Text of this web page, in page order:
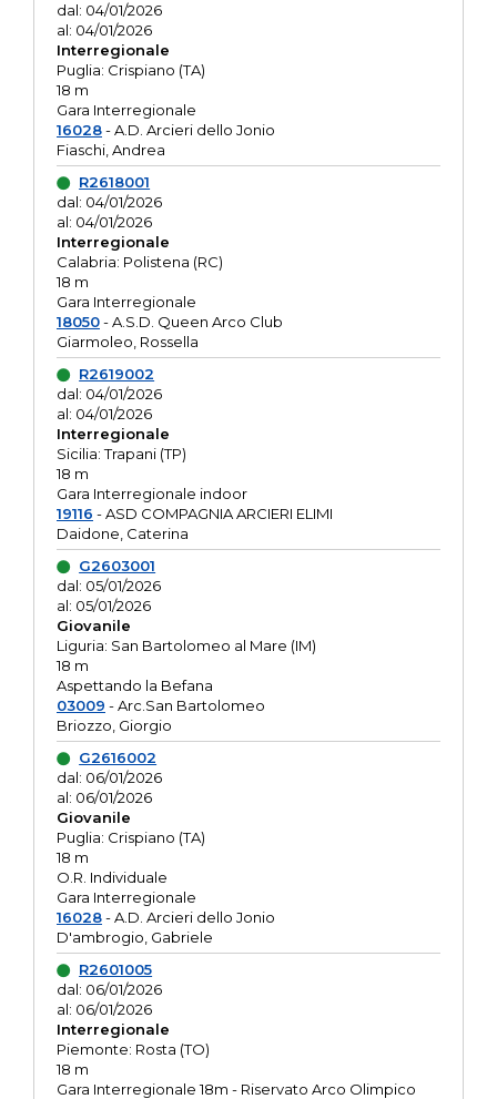
dal: 04/01/2026
al: 04/01/2026
Interregionale
Puglia: Crispiano (TA)
18 m
Gara Interregionale
16028- A.D. Arcieri dello Jonio
Fiaschi, Andrea
R2618001
dal: 04/01/2026
al: 04/01/2026
Interregionale
Calabria: Polistena (RC)
18 m
Gara Interregionale
18050- A.S.D. Queen Arco Club
Giarmoleo, Rossella
R2619002
dal: 04/01/2026
al: 04/01/2026
Interregionale
Sicilia: Trapani (TP)
18 m
Gara Interregionale indoor
19116 - ASD COMPAGNIA ARCIERI ELIMI
Daidone, Caterina
G2603001
dal: 05/01/2026
al: 05/01/2026
Giovanile
Liguria: San Bartolomeo al Mare (IM)
18 m
Aspettando la Befana
03009 - Arc.San Bartolomeo
Briozzo, Giorgio
G2616002
dal: 06/01/2026
al: 06/01/2026
Giovanile
Puglia: Crispiano (TA)
18 m
O.R. Individuale
Gara Interregionale
16028- A.D. Arcieri dello Jonio
D'ambrogio, Gabriele
R2601005
dal: 06/01/2026
al: 06/01/2026
Interregionale
Piemonte: Rosta (TO)
18 m
Gara Interregionale 18m - Riservato Arco Olimpico